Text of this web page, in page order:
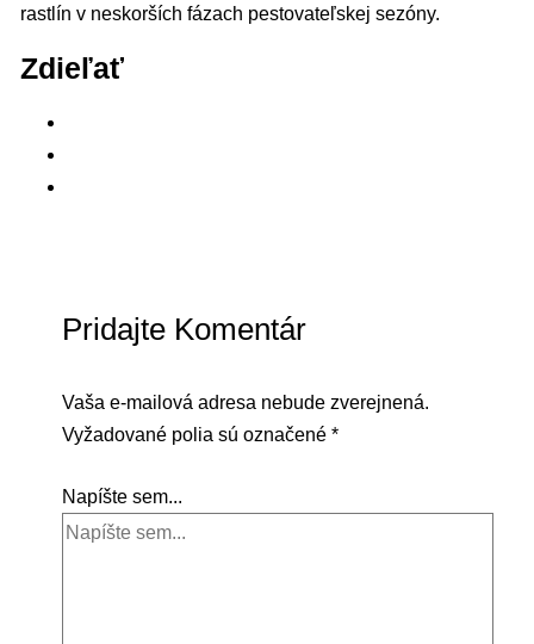
rastlín v neskorších fázach pestovateľskej sezóny.
Zdieľať
Pridajte Komentár
Vaša e-mailová adresa nebude zverejnená.
Vyžadované polia sú označené *
Napíšte sem...